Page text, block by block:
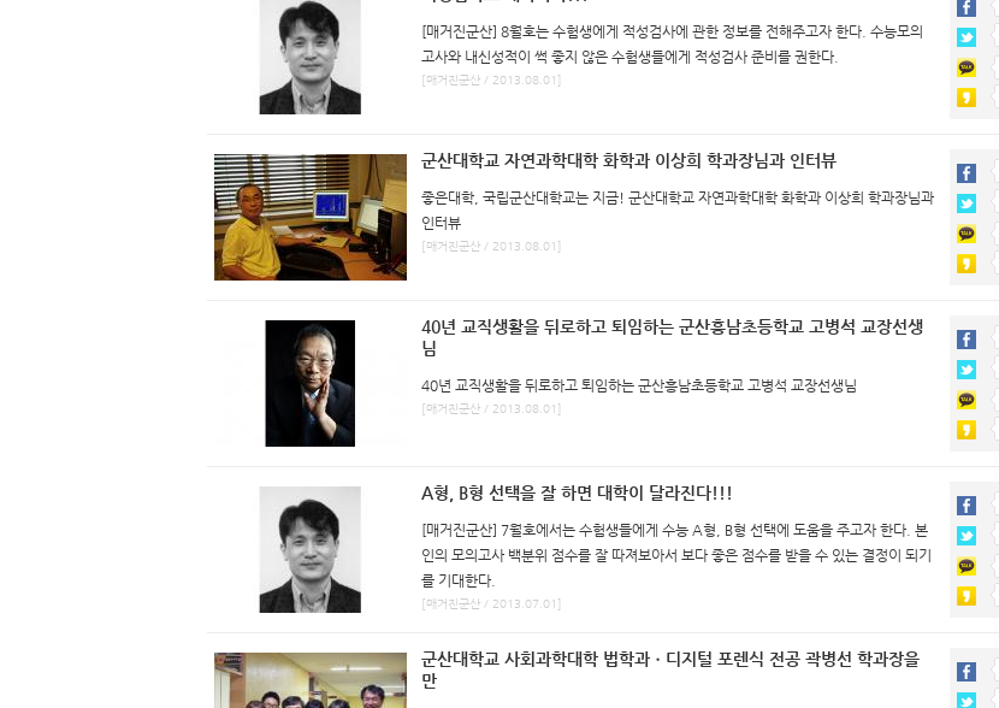
[매거진군산] 8월호는 수험생에게 적성검사에 관한 정보를 전해주고자 한다. 수능모의
고사와 내신성적이 썩 좋지 않은 수험생들에게 적성검사 준비를 권한다.
[매거진군산 / 2013.08.01]
군산대학교 자연과학대학 화학과 이상희 학과장님과 인터뷰
좋은대학, 국립군산대학교는 지금! 군산대학교 자연과학대학 화학과 이상희 학과장님과
인터뷰
[매거진군산 / 2013.08.01]
40년 교직생활을 뒤로하고 퇴임하는 군산흥남초등학교 고병석 교장선생
님
40년 교직생활을 뒤로하고 퇴임하는 군산흥남초등학교 고병석 교장선생님
[매거진군산 / 2013.08.01]
A형, B형 선택을 잘 하면 대학이 달라진다!!!
[매거진군산] 7월호에서는 수험생들에게 수능 A형, B형 선택에 도움을 주고자 한다. 본
인의 모의고사 백분위 점수를 잘 따져보아서 보다 좋은 점수를 받을 수 있는 결정이 되기
를 기대한다.
[매거진군산 / 2013.07.01]
군산대학교 사회과학대학 법학과ㆍ디지털 포렌식 전공 곽병선 학과장을
만